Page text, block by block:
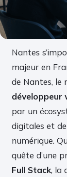
Nantes
majeur en
de Nantes, le
développeur
par un
digitales et
numérique.
quête d’une
Full Stack, la